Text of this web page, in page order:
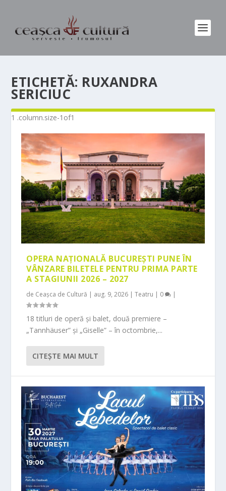
ETICHETĂ: RUXANDRA
SERICIUC
OPERA NAȚIONALĂ BUCUREȘTI PUNE ÎN
VÂNZARE BILETELE PENTRU PRIMA PARTE
A STAGIUNII 2026 – 2027
de Ceașca de Cultură | aug. 9, 2026 |Teatru | 0 |
18 titluri de operă și balet, două premiere –
„Tannhäuser” și „Giselle” – în octombrie,...
CITEŞTE MAI MULT